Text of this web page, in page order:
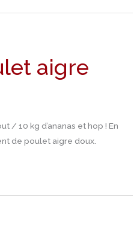
aigre
/ 10 kg d’ananas et hop ! En
de poulet aigre doux.